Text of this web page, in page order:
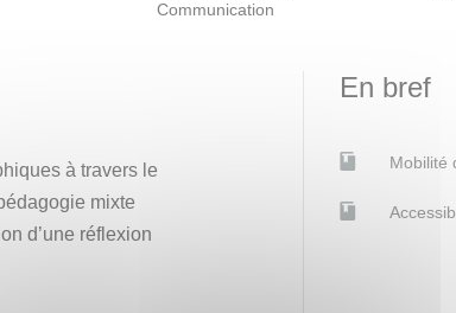
Communication
à travers le
mixte
d’une réflexion
En bref
Mobilité